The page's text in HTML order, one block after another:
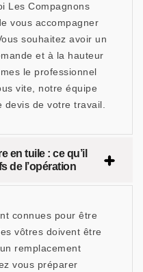
Les Compagnons
vous accompagner
souhaitez avoir un
et à la hauteur
le professionnel
vite, notre équipe
devis de votre travail.
en tuile : ce qu’il
de l’opération
connues pour être
vôtres doivent être
remplacement
vous préparer